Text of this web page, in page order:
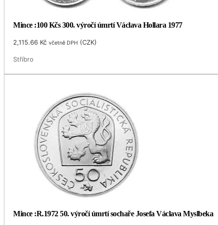
Mince :100 Kčs 300. výročí úmrtí Václava Hollara 1977
2,115.66 Kč včetně DPH (CZK)
Stříbro
Mince :R.1972 50. výročí úmrtí sochaře Josefa Václava Myslbeka